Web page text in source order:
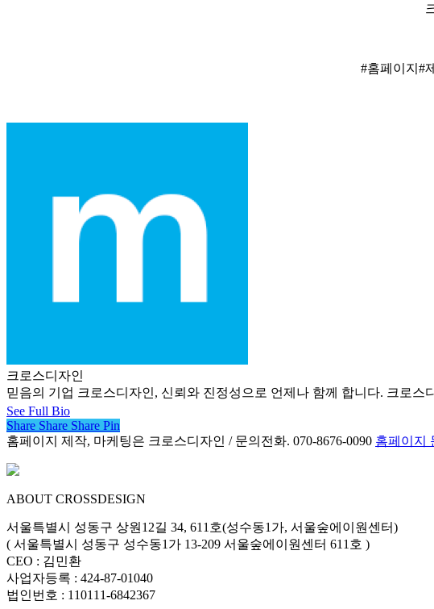
#홈페이지#
크로스디자인
믿음의 기업 크로스디자인, 신뢰와 진정성으로 언제나 함께 합니다. 크로스디
See Full Bio
Share
Share Share Share Pin
홈페이지 제작, 마케팅은 크로스디자인 / 문의전화. 070-8676-0090 홈페이지
ABOUT CROSSDESIGN
서울특별시 성동구 상원12길 34, 611호(성수동1가, 서울숲에이원센터)
( 서울특별시 성동구 성수동1가 13-209 서울숲에이원센터 611호 )
CEO : 김민환
사업자등록 : 424-87-01040
법인번호 : 110111-6842367